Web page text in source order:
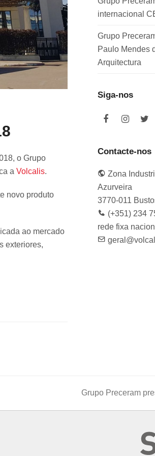
o Grupo
a Volcalis.
novo produto
ao mercado
exteriores,
internacional
Grupo
Paulo Mendes
Arquitectura
Siga-nos
F
e
o
o
k
I
t
g
r
a
m
T
t
e
r
Contacte-nos
Zona
Azurveira
3770-011
(+351) 234
rede fixa
next
post:
Grupo Preceram